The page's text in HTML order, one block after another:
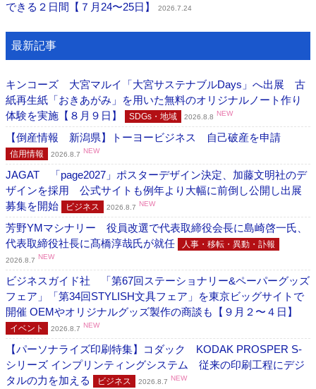
できる２日間【７月24〜25日】
2026.7.24
最新記事
キンコーズ 大宮マルイ「大宮サステナブルDays」へ出展 古
紙再生紙「おきあがみ」を用いた無料のオリジナルノート作り
体験を実施【８月９日】
SDGs・地域 2026.8.8 NEW
【倒産情報 新潟県】トーヨービジネス 自己破産を申請
信用情報 2026.8.7 NEW
JAGAT 「page2027」ポスターデザイン決定、加藤文明社のデ
ザインを採用 公式サイトも例年より大幅に前倒し公開し出展
募集を開始
ビジネス 2026.8.7 NEW
芳野YMマシナリー 役員改選で代表取締役会長に島崎啓一氏、
代表取締役社長に髙橋淳哉氏が就任
人事・移転・異動・訃報
2026.8.7 NEW
ビジネスガイド社 「第67回ステーショナリー&ペーパーグッズ
フェア」「第34回STYLISH文具フェア」を東京ビッグサイトで
開催 OEMやオリジナルグッズ製作の商談も【９月２〜４日】
イベント 2026.8.7 NEW
【パーソナライズ印刷特集】コダック KODAK PROSPER S-
シリーズ インプリンティングシステム 従来の印刷工程にデジ
タルの力を加える
ビジネス 2026.8.7 NEW